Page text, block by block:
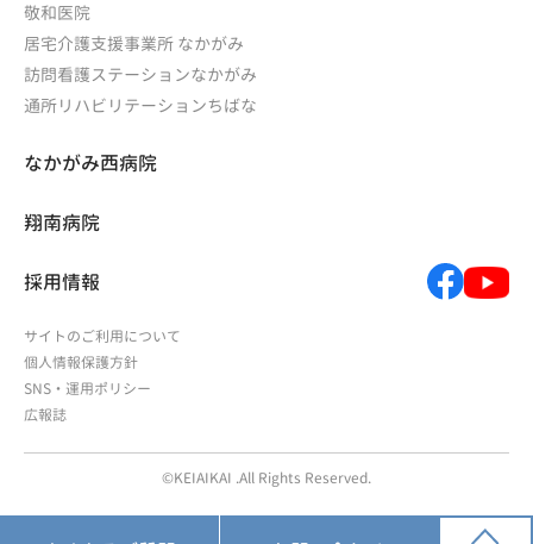
敬和医院
居宅介護支援事業所 なかがみ
訪問看護ステーションなかがみ
通所リハビリテーションちばな
なかがみ西病院
翔南病院
採用情報
サイトのご利用について
個人情報保護方針
SNS・運用ポリシー
広報誌
©KEIAIKAI .All Rights Reserved.